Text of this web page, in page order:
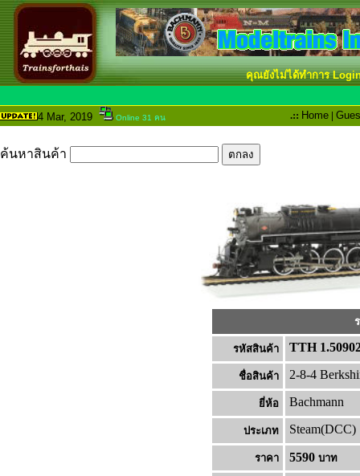
คุณยังไม่ได้ทำการ
4 Mar, 2019 Online 31 คน .:: Home |
ค้นหาสินค้า
รหัสสินค้า TTH
ชื่อสินค้า 2-8-4
ยี่ห้อ Bachmann
ประเภท Steam(DCC)
ราคา 5590 บาท